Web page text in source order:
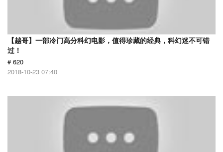
【越哥】一部冷门高分科幻电影，值得珍藏的经典，科幻迷不可错
过！
# 620
2018-10-23 07:40